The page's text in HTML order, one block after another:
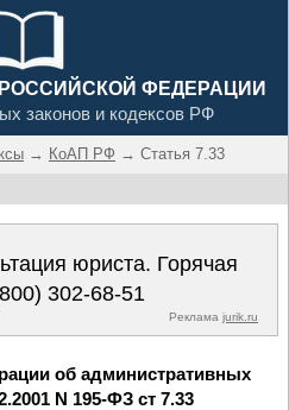
ФЕДЕРАЦИИ
законов и кодексов РФ
→ КоАП РФ → Статья 7.33
юриста. Горячая
302-68-51
Реклама jurik.ru
об административных
N 195-ФЗ ст 7.33